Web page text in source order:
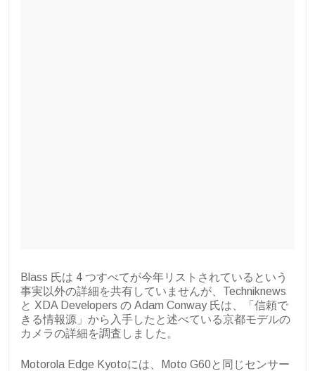
Blass 氏は 4 つすべてが今年リストされているという
事実以外の詳細を共有していませんが、Techniknews
と XDA Developers の Adam Conway 氏は、「信頼で
きる情報源」から入手したと述べている京都モデルの
カメラの詳細を調査しました。
Motorola Edge Kyotoには、Moto G60と同じセンサー